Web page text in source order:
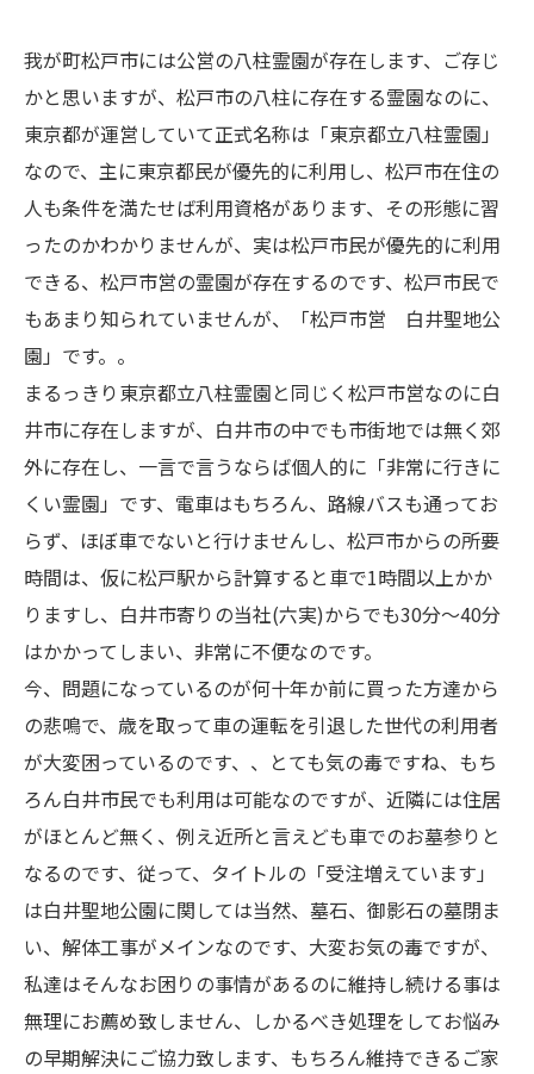
我が町松戸市には公営の八柱霊園が存在します、ご存じ
かと思いますが、松戸市の八柱に存在する霊園なのに、
東京都が運営していて正式名称は「東京都立八柱霊園」
なので、主に東京都民が優先的に利用し、松戸市在住の
人も条件を満たせば利用資格があります、その形態に習
ったのかわかりませんが、実は松戸市民が優先的に利用
できる、松戸市営の霊園が存在するのです、松戸市民で
もあまり知られていませんが、「松戸市営 白井聖地公
園」です。。
まるっきり東京都立八柱霊園と同じく松戸市営なのに白
井市に存在しますが、白井市の中でも市街地では無く郊
外に存在し、一言で言うならば個人的に「非常に行きに
くい霊園」です、電車はもちろん、路線バスも通ってお
らず、ほぼ車でないと行けませんし、松戸市からの所要
時間は、仮に松戸駅から計算すると車で1時間以上かか
りますし、白井市寄りの当社(六実)からでも30分～40分
はかかってしまい、非常に不便なのです。
今、問題になっているのが何十年か前に買った方達から
の悲鳴で、歳を取って車の運転を引退した世代の利用者
が大変困っているのです、、とても気の毒ですね、もち
ろん白井市民でも利用は可能なのですが、近隣には住居
がほとんど無く、例え近所と言えども車でのお墓参りと
なるのです、従って、タイトルの「受注増えています」
は白井聖地公園に関しては当然、墓石、御影石の墓閉ま
い、解体工事がメインなのです、大変お気の毒ですが、
私達はそんなお困りの事情があるのに維持し続ける事は
無理にお薦め致しません、しかるべき処理をしてお悩み
の早期解決にご協力致します、もちろん維持できるご家